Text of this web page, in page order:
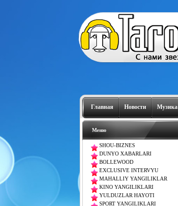
Главная Новости Музика
Меню
SHOU-BIZNES
DUNYO XABARLARI
BOLLEWOOD
EXCLUSIVE INTERVYU
MAHALLIY YANGILIKLAR
KINO YANGILIKLARI
YULDUZLAR HAYOTI
SPORT YANGILIKLARI